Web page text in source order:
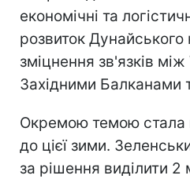
економічні та
розвиток
зміцнення зв'язків
Західними Балканами
Окремою темою стала
до цієї зими.
за рішення виділити 2